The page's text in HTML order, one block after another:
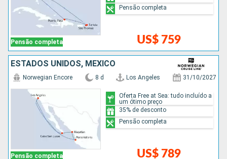
Pensão completa US$ 759
Pensão completa
ESTADOS UNIDOS, MÉXICO
Pensão completa
Norwegian Encore 8 d Los Angeles 31/10/2027
US$ 789
Oferta Free at Sea: tudo incluído a
um ótimo preço
35% de desconto
Pensão completa